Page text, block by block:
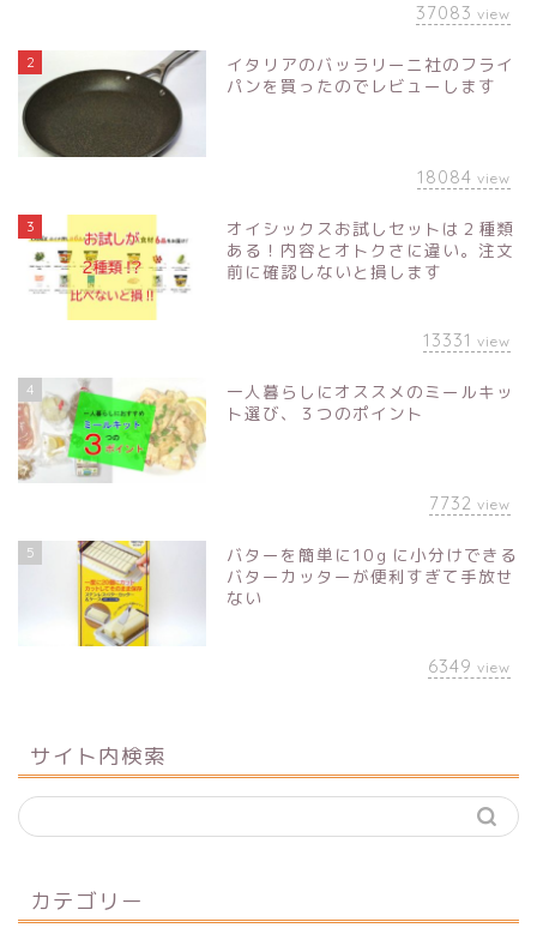
37083 view
2
イタリアのバッラリーニ社のフライ
パンを買ったのでレビューします
18084 view
3
オイシックスお試しセットは２種類
ある！内容とオトクさに違い。注文
前に確認しないと損します
13331 view
4
一人暮らしにオススメのミールキッ
ト選び、３つのポイント
7732 view
5
バターを簡単に10ｇに小分けできる
バターカッターが便利すぎて手放せ
ない
6349 view
サイト内検索
カテゴリー